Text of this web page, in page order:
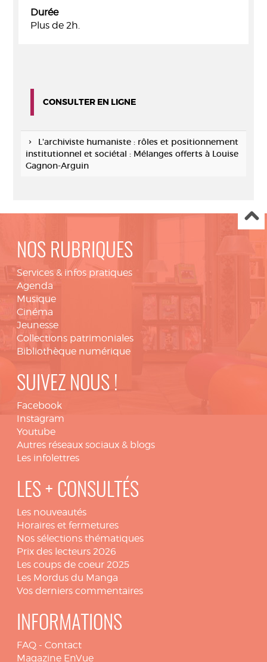
Durée
Plus de 2h.
CONSULTER EN LIGNE
L'archiviste humaniste : rôles et positionnement
institutionnel et sociétal : Mélanges offerts à Louise
Gagnon-Arguin
NOS RUBRIQUES
Services & infos pratiques
Agenda
Musique
Cinéma
Jeunesse
Collections patrimoniales
Bibliothèque numérique
SUIVEZ NOUS !
Facebook
Instagram
Youtube
Autres réseaux sociaux & blogs
Les infolettres
LES + CONSULTÉS
Les nouveautés
Horaires et fermetures
Nos sélections thématiques
Prix des lecteurs 2026
Les coups de coeur 2025
Les Mordus du Manga
Vos derniers commentaires
INFORMATIONS
FAQ - Contact
Magazine EnVue